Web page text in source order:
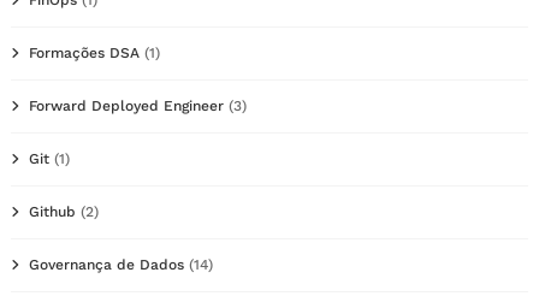
Formações DSA (1)
Forward Deployed Engineer (3)
Git (1)
Github (2)
Governança de Dados (14)